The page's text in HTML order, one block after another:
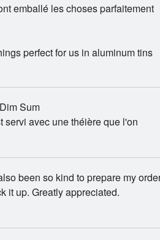
emballé les choses parfaitement
perfect for us in aluminum tins
Sum
servi avec une théière que l'on
been so kind to prepare my
it up. Greatly appreciated.